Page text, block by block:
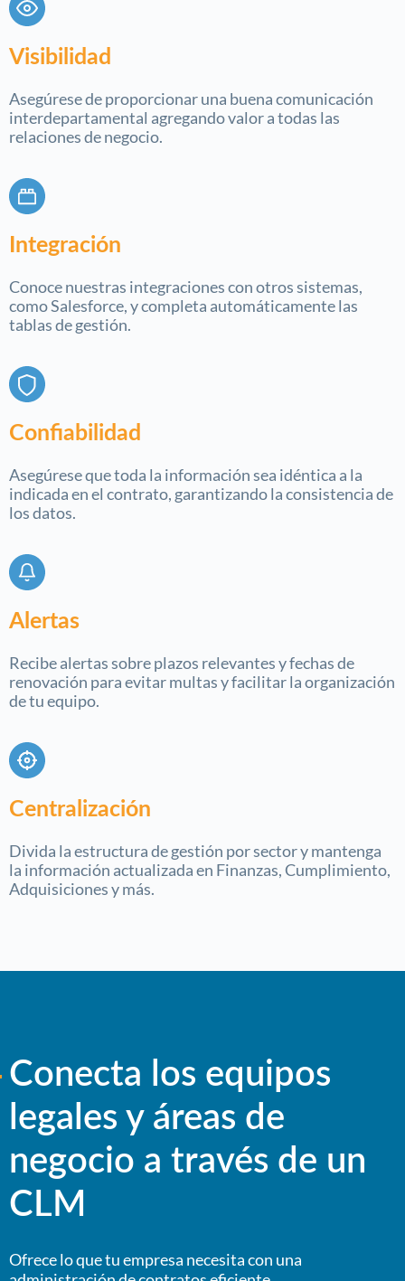
Visibilidad
Asegúrese de proporcionar una buena comunicación
interdepartamental agregando valor a todas las
relaciones de negocio.
Integración
Conoce nuestras integraciones con otros sistemas,
como Salesforce, y completa automáticamente las
tablas de gestión.
Confiabilidad
Asegúrese que toda la información sea idéntica a la
indicada en el contrato, garantizando la consistencia de
los datos.
Alertas
Recibe alertas sobre plazos relevantes y fechas de
renovación para evitar multas y facilitar la organización
de tu equipo.
Centralización
Divida la estructura de gestión por sector y mantenga
la información actualizada en Finanzas, Cumplimiento,
Adquisiciones y más.
Conecta los equipos
legales y áreas de
negocio a través de un
CLM
Ofrece lo que tu empresa necesita con una